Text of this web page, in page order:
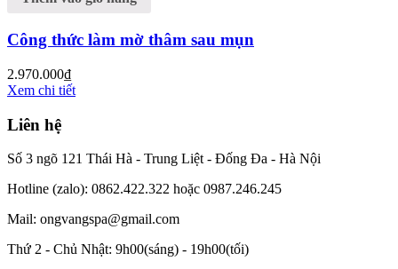
Công thức làm mờ thâm sau mụn
2.970.000₫
Xem chi tiết
Liên hệ
Số 3 ngõ 121 Thái Hà - Trung Liệt - Đống Đa - Hà Nội
Hotline (zalo): 0862.422.322 hoặc 0987.246.245
Mail: ongvangspa@gmail.com
Thứ 2 - Chủ Nhật: 9h00(sáng) - 19h00(tối)